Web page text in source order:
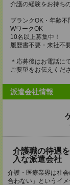
介護の経験をお持ち
ブランクOK・年齢不
WワークOK
10名以上募集中！
履歴書不要・来社不
＊応募後はお電話に
ご要望をお伝えくださ
派遣会社情報
介護職の待遇
入な派遣会社
介護・医療業界は社
合わない」というイ